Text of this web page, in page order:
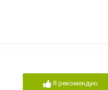
Я рекомендую